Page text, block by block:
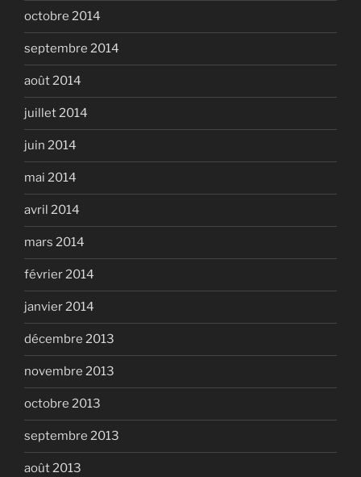
octobre 2014
septembre 2014
août 2014
juillet 2014
juin 2014
mai 2014
avril 2014
mars 2014
février 2014
janvier 2014
décembre 2013
novembre 2013
octobre 2013
septembre 2013
août 2013